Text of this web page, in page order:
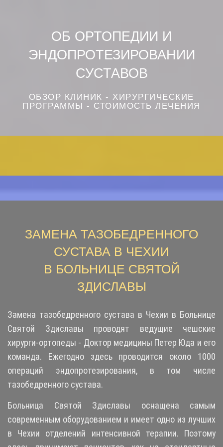
ОБ ОРТОПЕДИИ И
ЭНДОПРОТЕЗИРОВАНИИ
СУСТАВОВ
ОБЗОР КЛИНИК - ХИРУРГИЧЕСКИЕ
ПРОГРАММЫ - СТОИМОСТЬ ЛЕЧЕНИЯ
ЗАМЕНА ТАЗОБЕДРЕННОГО
СУСТАВА В ЧЕХИИ
В БОЛЬНИЦЕ СВЯТОЙ
ЗДИСЛАВЫ
Замена тазобедренного сустава в Чехии в Больнице
Святой Здиславы проводят ведущие чешские
хирурги-ортопеды - Доктор медицины Петер Юда и его
команда. Ежегодно здесь проводится около 1000
операций эндопротезирования, в том числе
тазобедренного сустава.
Больница Святой Здиславы оснащена самым
современным оборудованием и имеет одно из лучших
в Чехии отделений интенсивной терапии. Поэтому